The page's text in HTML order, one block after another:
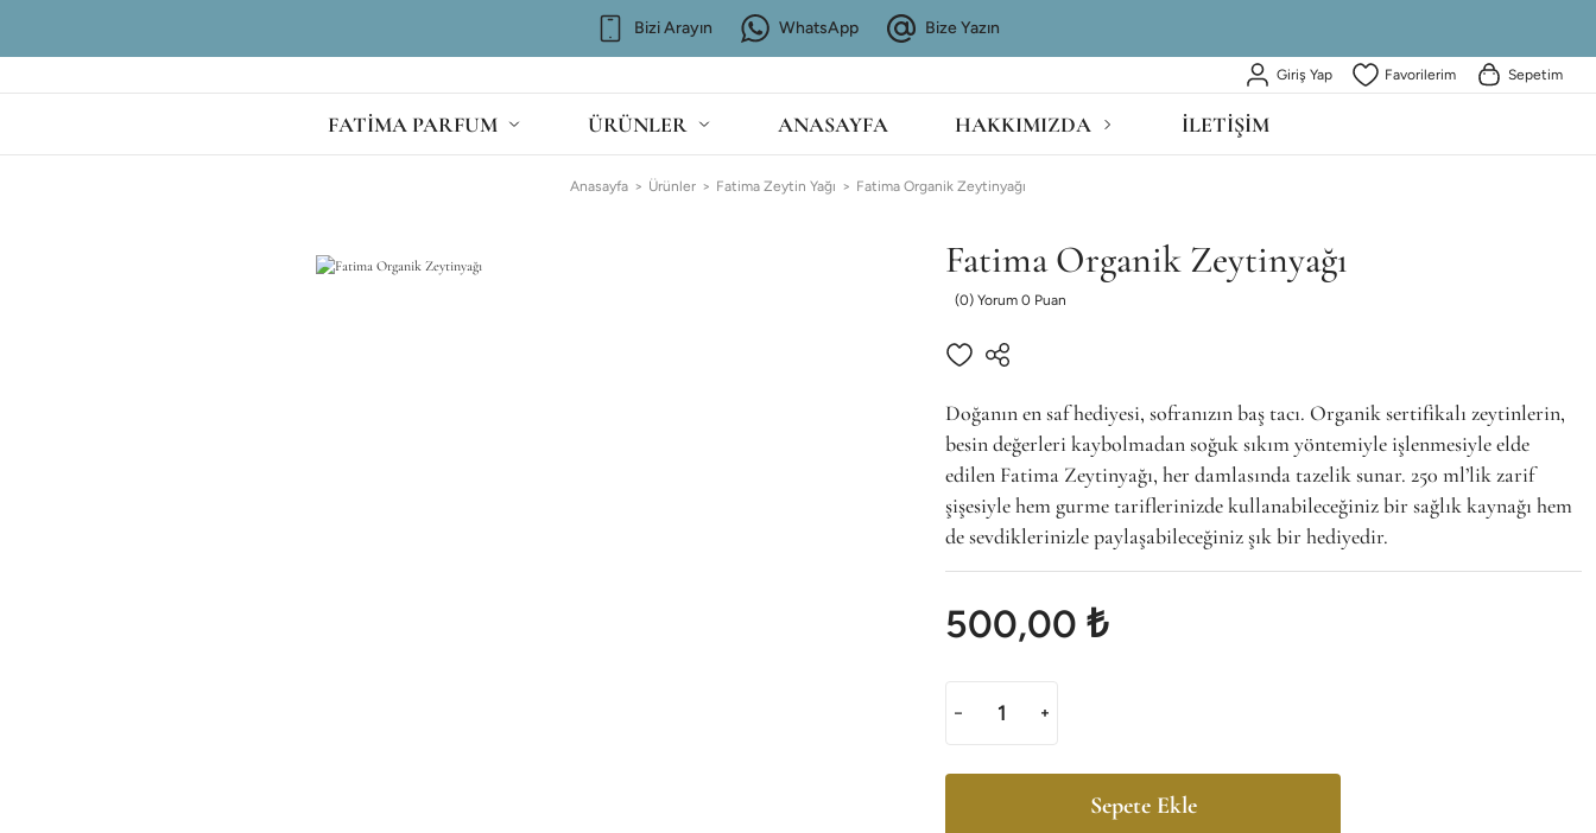
Bizi Arayın WhatsApp Bize Yazın
Giriş Yap Favorilerim Sepetim
FATİMA PARFUM ÜRÜNLER ANASAYFA HAKKIMIZDA İLETİŞİM
Anasayfa Ürünler Fatima Zeytin Yağı Fatima Organik Zeytinyağı
Fatima Organik Zeytinyağı
(0) Yorum 0 Puan
Doğanın en saf hediyesi, sofranızın baş tacı. Organik sertifikalı zeytinlerin,
besin değerleri kaybolmadan soğuk sıkım yöntemiyle işlenmesiyle elde
edilen Fatima Zeytinyağı, her damlasında tazelik sunar. 250 ml’lik zarif
şişesiyle hem gurme tariflerinizde kullanabileceğiniz bir sağlık kaynağı hem
de sevdiklerinizle paylaşabileceğiniz şık bir hediyedir.
500,00 ₺
Sepete Ekle